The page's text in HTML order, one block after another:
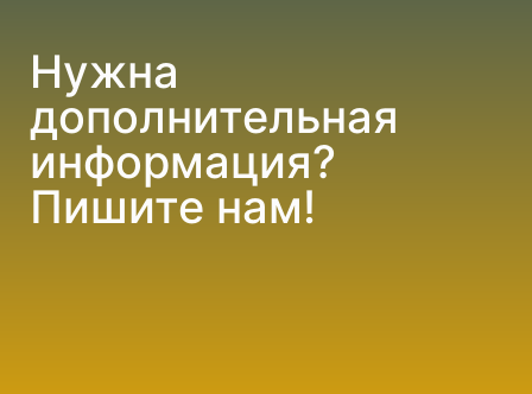
Нужна
дополнительная
информация?
Пишите нам!